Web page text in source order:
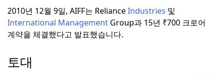
2010년 12월 9일, AIFF는 RelianceIndustries 및
International Management Group과 15년 ₹700 크로어
계약을 체결했다고 발표했습니다.
토대